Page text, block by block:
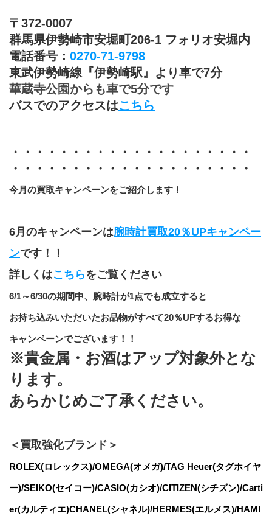
〒372-0007
群馬県伊勢崎市安堀町206-1 フォリオ安堀内
電話番号： 0270-71-9798
東武伊勢崎線『伊勢崎駅』より車で7分
華蔵寺公園からも車で5分です
バスでのアクセスはこちら
・・・・・・・・・・・・・・・・・・・・
・・・・・・・・・・・・・・・・・・・・
今月の買取キャンペーンをご紹介します！
6月のキャンペーンは腕時計買取20％UPキャンペー
ンです！！
詳しくはこちら をご覧ください
6/1～6/30の期間中、腕時計が1点でも成立すると
お持ち込みいただいたお品物がすべて20％UPするお得な
キャンペーンでございます！！
※貴金属・お酒はアップ対象外とな
ります。
あらかじめご了承ください。
＜買取強化ブランド＞
ROLEX(ロレックス)/OMEGA(オメガ)/TAG Heuer(タグホイヤ
ー)/SEIKO(セイコー)/CASIO(カシオ)/CITIZEN(シチズン)/Carti
er(カルティエ)CHANEL(シャネル)/HERMES(エルメス)/HAMI